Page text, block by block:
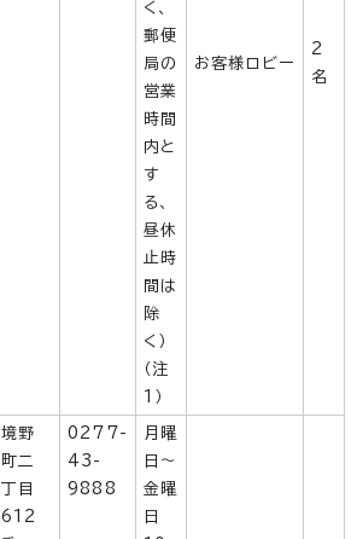
く、
郵便
局の
営業
時間
内と
す
る、
昼休
止時
間は
除
く）
（注
1）
お客様ロビー
2
名
境野
町二
丁目
612
0277-
43-
9888
月曜
日～
金曜
日